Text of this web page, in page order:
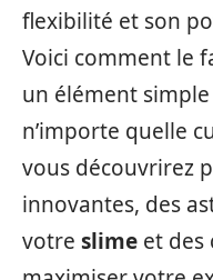
flexibilité et son
Voici comment le
un élément
n’importe quelle
vous découvrirez
innovantes, des
votre slime et des